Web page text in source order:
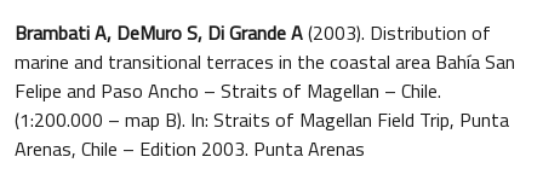
Brambati A, DeMuro S, Di Grande A(2003). Distribution of
marine and transitional terraces in the coastal area Bahía San
Felipe and Paso Ancho – Straits of Magellan – Chile.
(1:200.000 – map B). In: Straits of Magellan Field Trip, Punta
Arenas, Chile – Edition 2003. Punta Arenas